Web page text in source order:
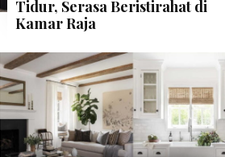
Tidur, Serasa Beristirahat di
Kamar Raja